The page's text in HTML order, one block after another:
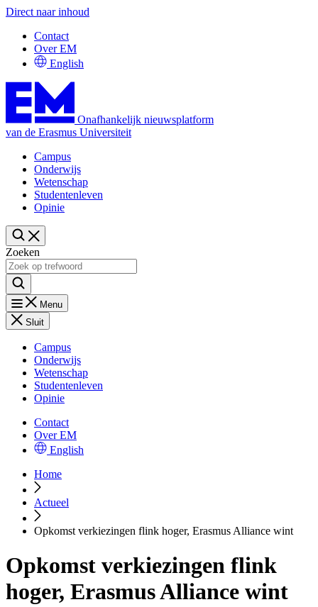
Direct naar inhoud
Contact
Over EM
English
Onafhankelijk nieuwsplatform
van de Erasmus Universiteit
Campus
Onderwijs
Wetenschap
Studentenleven
Opinie
Zoeken
Menu
Sluit
Campus
Onderwijs
Wetenschap
Studentenleven
Opinie
Contact
Over EM
English
Home
Actueel
Opkomst verkiezingen flink hoger, Erasmus Alliance wint
Opkomst verkiezingen flink
hoger, Erasmus Alliance wint